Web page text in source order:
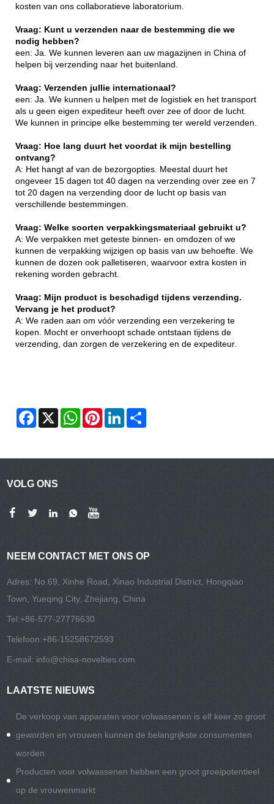
kosten van ons collaboratieve laboratorium.
Vraag: Kunt u verzenden naar de bestemming die we
nodig hebben?
een: Ja. We kunnen leveren aan uw magazijnen in China of
helpen bij verzending naar het buitenland.
Vraag: Verzenden jullie internationaal?
een: Ja. We kunnen u helpen met de logistiek en het transport
als u geen eigen expediteur heeft over zee of door de lucht.
We kunnen in principe elke bestemming ter wereld verzenden.
Vraag: Hoe lang duurt het voordat ik mijn bestelling
ontvang?
A: Het hangt af van de bezorgopties. Meestal duurt het
ongeveer 15 dagen tot 40 dagen na verzending over zee en 7
tot 20 dagen na verzending door de lucht op basis van
verschillende bestemmingen.
Vraag: Welke soorten verpakkingsmateriaal gebruikt u?
A: We verpakken met geteste binnen- en omdozen of we
kunnen de verpakking wijzigen op basis van uw behoefte. We
kunnen de dozen ook palletiseren, waarvoor extra kosten in
rekening worden gebracht.
Vraag: Mijn product is beschadigd tijdens verzending.
Vervang je het product?
A: We raden aan om vóór verzending een verzekering te
kopen. Mocht er onverhoopt schade ontstaan ​​tijdens de
verzending, dan zorgen de verzekering en de expediteur.
Facebook
X WhatsAppPinterestLinkedIn
VOLG ONS
NEEM CONTACT MET ONS OP
Adres: No.69, Xinhe Road, Xinao Industrial District, Hongqiao
Town, Yueqing City, Zhejiang, China
Tel:+86-577-27776630
Telefoon:+86-15258672593
E-mail: info@chisa-novelties.com
LAATSTE NIEUWS
De verkoop van apparaten voor volwassenen is elf keer zo groot
geworden en vrouwen kunnen de belangrijkste consumenten
worden
Producten voor volwassenen hebben een groot groeipotentieel
op de vrouwenmarkt